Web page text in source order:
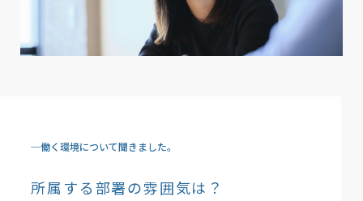
─働く環境について聞きました。
所属する部署の雰囲気は？